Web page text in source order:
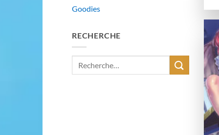
Goodies
RECHERCHE